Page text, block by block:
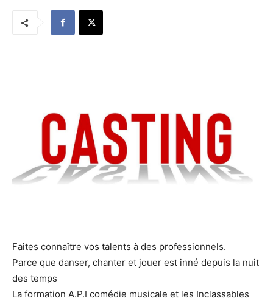
Faites connaître vos talents à des professionnels.
Parce que danser, chanter et jouer est inné depuis la nuit
des temps
La formation A.P.I comédie musicale et les Inclassables